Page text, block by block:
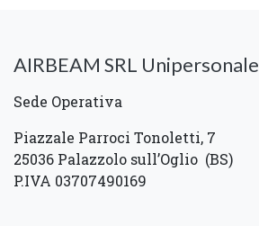
AIRBEAM SRL Unipersonale
Sede Operativa
Piazzale Parroci Tonoletti, 7
25036 Palazzolo sull’Oglio (BS)
P.IVA 03707490169